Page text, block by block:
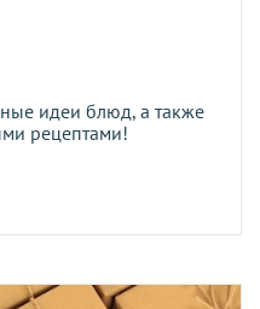
идеи блюд, а также
рецептами!